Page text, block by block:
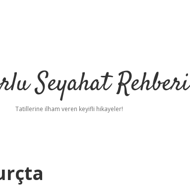
Seyahat Rehberi
Tatillerine ilham veren keyifli hikayeler!